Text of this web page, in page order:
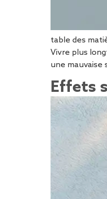
table des
Vivre plus
une mauvaise
Effets